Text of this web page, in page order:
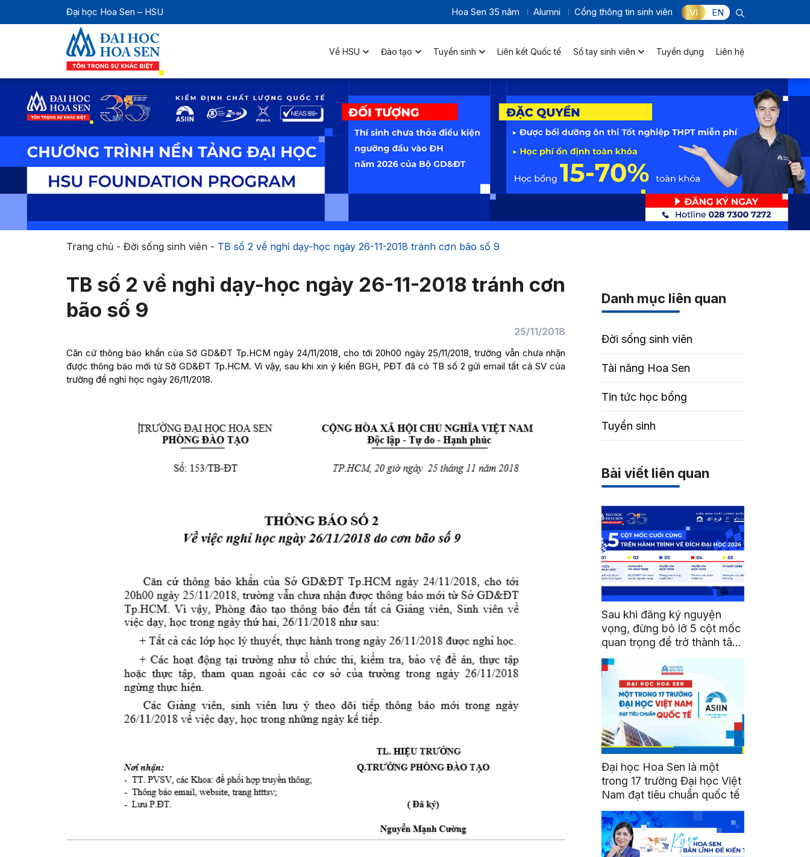
Đại học Hoa Sen – HSU Hoa Sen 35 năm Alumni Cổng thông tin sinh viên VI EN
Về HSU Đào tạo Tuyển sinh Liên kết Quốc tế Sổ tay sinh viên Tuyển dụng Liên hệ
Trang chủ- Đời sống sinh viên- TB số 2 về nghỉ dạy-học ngày 26-11-2018 tránh cơn bão số 9
TB số 2 về nghỉ dạy-học ngày 26-11-2018 tránh cơn
bão số 9
25/11/2018
Căn cứ thông báo khẩn của Sở GD&ĐT Tp.HCM ngày 24/11/2018, cho tới 20h00 ngày 25/11/2018, trường vẫn chưa nhận
được thông báo mới từ Sở GD&ĐT Tp.HCM. Vì vậy, sau khi xin ý kiến BGH, PĐT đã có TB số 2 gửi email tất cả SV của
trường để nghỉ học ngày 26/11/2018.
Danh mục liên quan
Đời sống sinh viên
Tài năng Hoa Sen
Tin tức học bổng
Tuyển sinh
Bài viết liên quan
Sau khi đăng ký nguyện
vọng, đừng bỏ lỡ 5 cột mốc
quan trọng để trở thành tân
sinh viên HSU
Đại học Hoa Sen là một
trong 17 trường Đại học Việt
Nam đạt tiêu chuẩn quốc tế